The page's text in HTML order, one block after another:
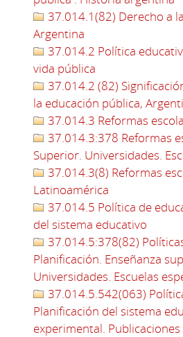
37.014.1(82) Derecho a
Argentina
37.014.2 Política
vida pública
37.014.2 (82)
la educación pública,
37.014.3 Reformas
37.014.3:378 Reformas
Superior. Universidades.
37.014.3(8) Reformas
Latinoamérica
37.014.5 Política de
del sistema educativo
37.014.5:378(82)
Planificación. Enseñanza
Universidades. Escuelas
37.014.5.542(063)
Planificación del sistema
experimental.